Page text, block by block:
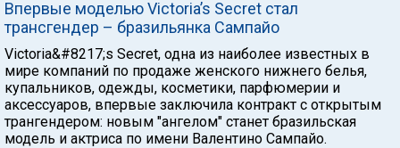
Впервые моделью Victoria’s Secret стал
трансгендер – бразильянка Сампайо
Victoria&#8217;s Secret, одна из наиболее известных в
мире компаний по продаже женского нижнего белья,
купальников, одежды, косметики, парфюмерии и
аксессуаров, впервые заключила контракт с открытым
трангендером: новым "ангелом" станет бразильская
модель и актриса по имени Валентино Сампайо.